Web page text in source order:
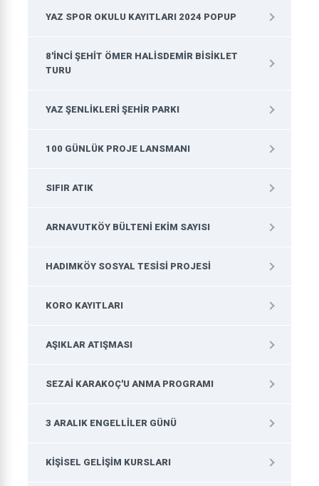
YAZ SPOR OKULU KAYITLARI 2024 POPUP
8'INCI ŞEHIT ÖMER HALISDEMIR BISIKLET
TURU
YAZ ŞENLIKLERI ŞEHIR PARKI
100 GÜNLÜK PROJE LANSMANI
SIFIR ATIK
ARNAVUTKÖY BÜLTENI EKIM SAYISI
HADIMKÖY SOSYAL TESISI PROJESI
KORO KAYITLARI
AŞIKLAR ATIŞMASI
SEZAI KARAKOÇ'U ANMA PROGRAMI
3 ARALIK ENGELLILER GÜNÜ
KIŞISEL GELIŞIM KURSLARI